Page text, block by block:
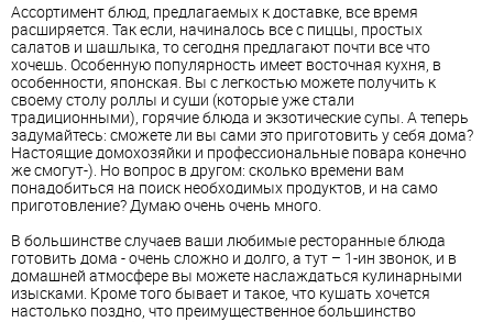
Ассортимент блюд, предлагаемых к доставке, все время
расширяется. Так если, начиналось все с пиццы, простых
салатов и шашлыка, то сегодня предлагают почти все что
хочешь. Особенную популярность имеет восточная кухня, в
особенности, японская. Вы с легкостью можете получить к
своему столу роллы и суши (которые уже стали
традиционными), горячие блюда и экзотические супы. А теперь
задумайтесь: сможете ли вы сами это приготовить у себя дома?
Настоящие домохозяйки и профессиональные повара конечно
же смогут-). Но вопрос в другом: сколько времени вам
понадобиться на поиск необходимых продуктов, и на само
приготовление? Думаю очень очень много.
В большинстве случаев ваши любимые ресторанные блюда
готовить дома - очень сложно и долго, а тут – 1-ин звонок, и в
домашней атмосфере вы можете наслаждаться кулинарными
изысками. Кроме того бывает и такое, что кушать хочется
настолько поздно, что преимущественное большинство